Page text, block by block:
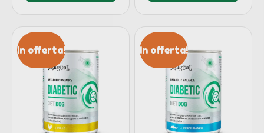
In offerta! In offerta!